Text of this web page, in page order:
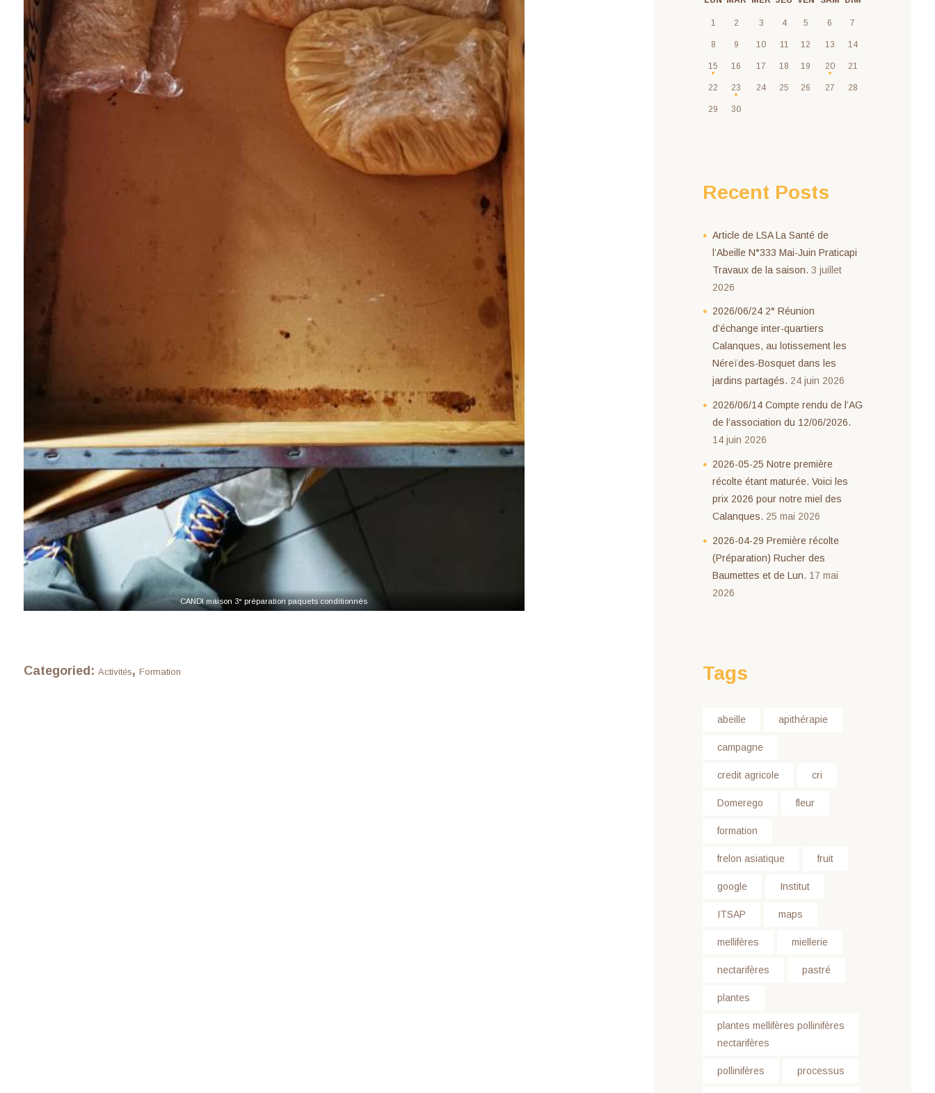
CANDI maison 3° préparation paquets conditionnés
Categoried: Activités, Formation
1 2 3 4 5 6 7
8 9 10 11 12 13 14
15 16 17 18 19 20 21
22 23 24 25 26 27 28
29 30
Recent Posts
Article de LSA La Santé de
l’Abeille N°333 Mai-Juin Praticapi
Travaux de la saison. 3 juillet
2026
2026/06/24 2° Réunion
d’échange inter-quartiers
Calanques, au lotissement les
Néreïdes-Bosquet dans les
jardins partagés. 24 juin 2026
2026/06/14 Compte rendu de l’AG
de l’association du 12/06/2026.
14 juin 2026
2026-05-25 Notre première
récolte étant maturée. Voici les
prix 2026 pour notre miel des
Calanques. 25 mai 2026
2026-04-29 Première récolte
(Préparation) Rucher des
Baumettes et de Lun. 17 mai
2026
Tags
abeille apithérapie
campagne
credit agricole cri
Domerego fleur
formation
frelon asiatique fruit
google Institut
ITSAP maps
mellifères miellerie
nectarifères pastré
plantes
plantes mellifères pollinifères
nectarifères
pollinifères processus